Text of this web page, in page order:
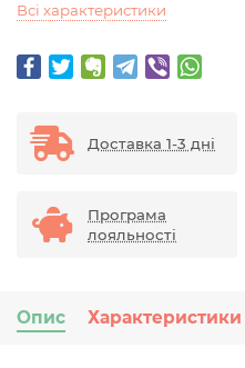
Всі характеристики
Доставка 1-3 дні
Програма
лояльності
Опис Характеристики